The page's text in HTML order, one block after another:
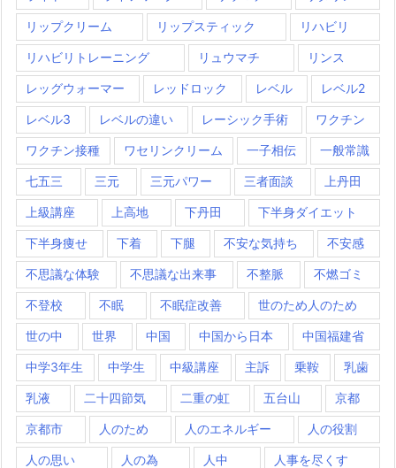
リップクリーム リップスティック リハビリ
リハビリトレーニング リュウマチ リンス
レッグウォーマー レッドロック レベル レベル2
レベル3 レベルの違い レーシック手術 ワクチン
ワクチン接種 ワセリンクリーム 一子相伝 一般常識
七五三 三元 三元パワー 三者面談 上丹田
上級講座 上高地 下丹田 下半身ダイエット
下半身痩せ 下着 下腿 不安な気持ち 不安感
不思議な体験 不思議な出来事 不整脈 不燃ゴミ
不登校 不眠 不眠症改善 世のため人のため
世の中 世界 中国 中国から日本 中国福建省
中学3年生 中学生 中級講座 主訴 乗鞍 乳歯
乳液 二十四節気 二重の虹 五台山 京都
京都市 人のため 人のエネルギー 人の役割
人の思い 人の為 人中 人事を尽くす